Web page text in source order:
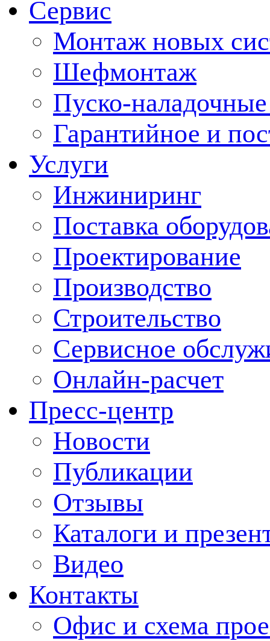
Сервис
Монтаж новых
Шефмонтаж
Пуско-
Гарантийное и
Услуги
Инжиниринг
Поставка
Проектирование
Производство
Строительство
Сервисное
Онлайн-расчет
Пресс-центр
Новости
Публикации
Отзывы
Каталоги и
Видео
Контакты
Офис и схема